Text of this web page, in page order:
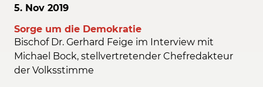
5. Nov 2019
Sorge um die Demokratie
Bischof Dr. Gerhard Feige im Interview mit
Michael Bock, stellvertretender Chefredakteur
der Volksstimme